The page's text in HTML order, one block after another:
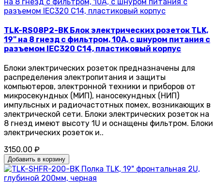
TLK-RS08P2-BK Блок электрических розеток TLK,
19" на 8 гнезд с фильтром, 10А, c шнуром питания с
разъемом IEC320 C14, пластиковый корпус
Блоки электрических розеток предназначены для
распределения электропитания и защиты
компьютеров, электронной техники и приборов от
микросекундных (МИП), наносекундных (НИП)
импульсных и радиочастотных помех, возникающих в
электрической сети. Блоки электрических розеток на
8 гнезд имеют высоту 1U и оснащены фильтром. Блоки
электрических розеток и..
3150.00 ₽
Добавить в корзину